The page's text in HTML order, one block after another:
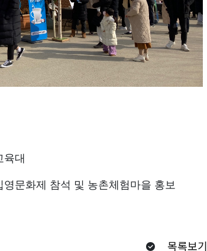
육대
문화제 참석 및 농촌체험마을 홍보
목록보기